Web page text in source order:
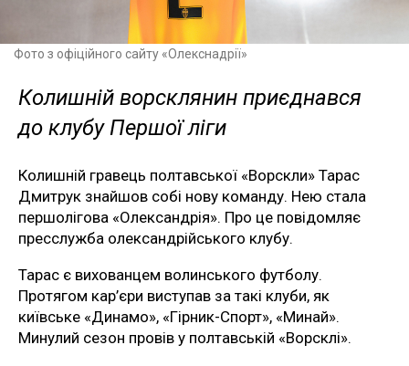
Фото з офіційного сайту «Олекснадрії»
Колишній ворсклянин приєднався
до клубу Першої ліги
Колишній гравець полтавської «Ворскли» Тарас
Дмитрук знайшов собі нову команду. Нею стала
першолігова «Олександрія». Про це повідомляє
пресслужба олександрійського клубу.
Тарас є вихованцем волинського футболу.
Протягом кар’єри виступав за такі клуби, як
київське «Динамо», «Гірник-Спорт», «Минай».
Минулий сезон провів у полтавській «Ворсклі».